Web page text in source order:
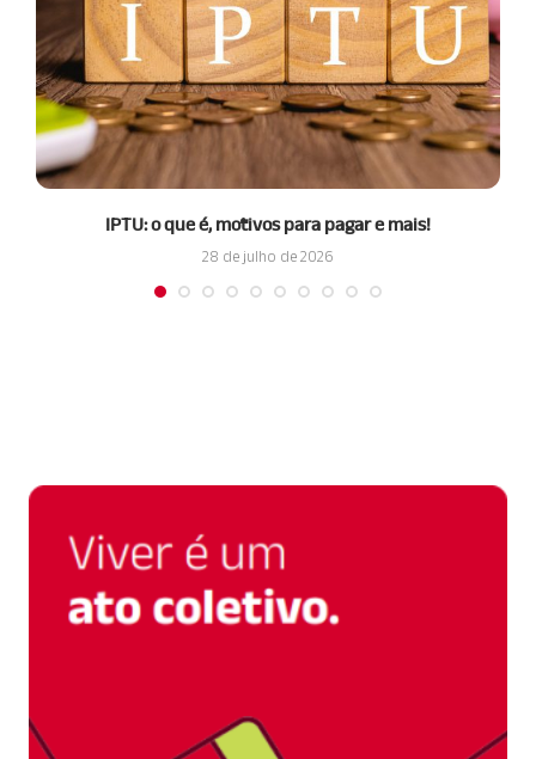
IPTU: o que é, motivos para pagar e mais!
28 de julho de 2026